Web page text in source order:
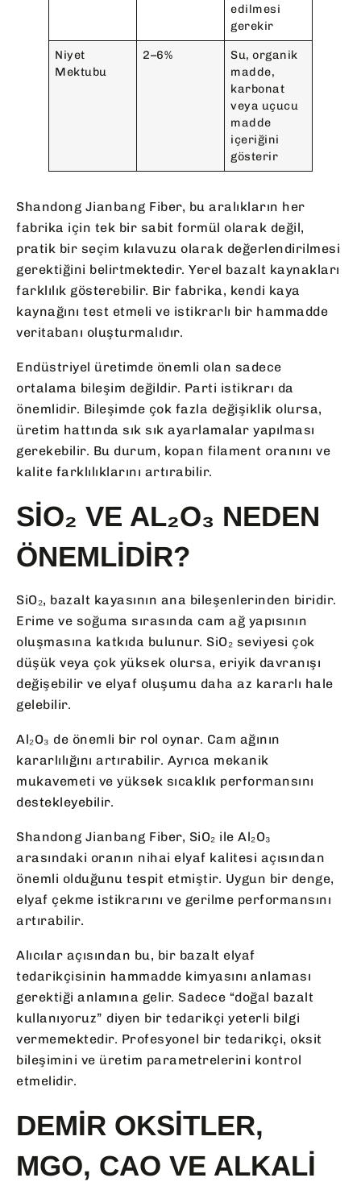
edilmesi
gerekir
Niyet
Mektubu
2–6%
Su, organik
madde,
karbonat
veya uçucu
madde
içeriğini
gösterir
Shandong Jianbang Fiber, bu aralıkların her
fabrika için tek bir sabit formül olarak değil,
pratik bir seçim kılavuzu olarak değerlendirilmesi
gerektiğini belirtmektedir. Yerel bazalt kaynakları
farklılık gösterebilir. Bir fabrika, kendi kaya
kaynağını test etmeli ve istikrarlı bir hammadde
veritabanı oluşturmalıdır.
Endüstriyel üretimde önemli olan sadece
ortalama bileşim değildir. Parti istikrarı da
önemlidir. Bileşimde çok fazla değişiklik olursa,
üretim hattında sık sık ayarlamalar yapılması
gerekebilir. Bu durum, kopan filament oranını ve
kalite farklılıklarını artırabilir.
SIO₂ VE AL₂O₃ NEDEN
ÖNEMLIDIR?
SiO₂, bazalt kayasının ana bileşenlerinden biridir.
Erime ve soğuma sırasında cam ağ yapısının
oluşmasına katkıda bulunur. SiO₂ seviyesi çok
düşük veya çok yüksek olursa, eriyik davranışı
değişebilir ve elyaf oluşumu daha az kararlı hale
gelebilir.
Al₂O₃ de önemli bir rol oynar. Cam ağının
kararlılığını artırabilir. Ayrıca mekanik
mukavemeti ve yüksek sıcaklık performansını
destekleyebilir.
Shandong Jianbang Fiber, SiO₂ ile Al₂O₃
arasındaki oranın nihai elyaf kalitesi açısından
önemli olduğunu tespit etmiştir. Uygun bir denge,
elyaf çekme istikrarını ve gerilme performansını
artırabilir.
Alıcılar açısından bu, bir bazalt elyaf
tedarikçisinin hammadde kimyasını anlaması
gerektiği anlamına gelir. Sadece “doğal bazalt
kullanıyoruz” diyen bir tedarikçi yeterli bilgi
vermemektedir. Profesyonel bir tedarikçi, oksit
bileşimini ve üretim parametrelerini kontrol
etmelidir.
DEMIR OKSITLER,
MGO, CAO VE ALKALI